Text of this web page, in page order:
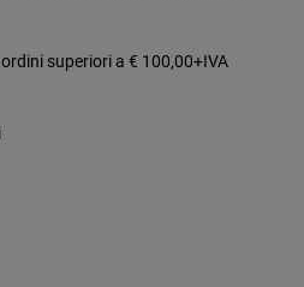
superiori a € 100,00+IVA